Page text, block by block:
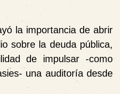
la importancia de abrir
sobre la deuda pública,
de impulsar -como
una auditoría desde